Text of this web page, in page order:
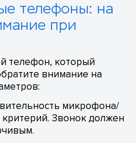
телефоны: на
при
телефон, который
внимание на
микрофона/
Звонок должен